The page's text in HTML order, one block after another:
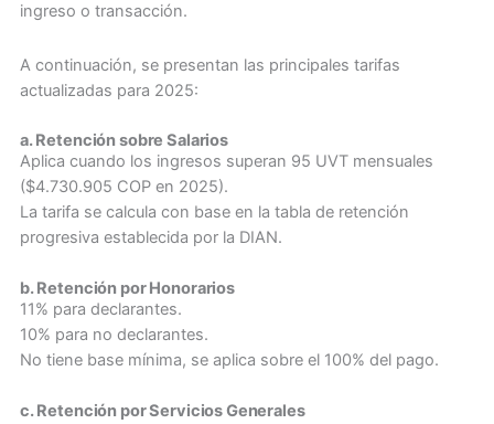
ingreso o transacción.
A continuación, se presentan las principales tarifas
actualizadas para 2025:
a. Retención sobre Salarios
Aplica cuando los ingresos superan 95 UVT mensuales
($4.730.905 COP en 2025).
La tarifa se calcula con base en la tabla de retención
progresiva establecida por la DIAN.
b. Retención por Honorarios
11% para declarantes.
10% para no declarantes.
No tiene base mínima, se aplica sobre el 100% del pago.
c. Retención por Servicios Generales